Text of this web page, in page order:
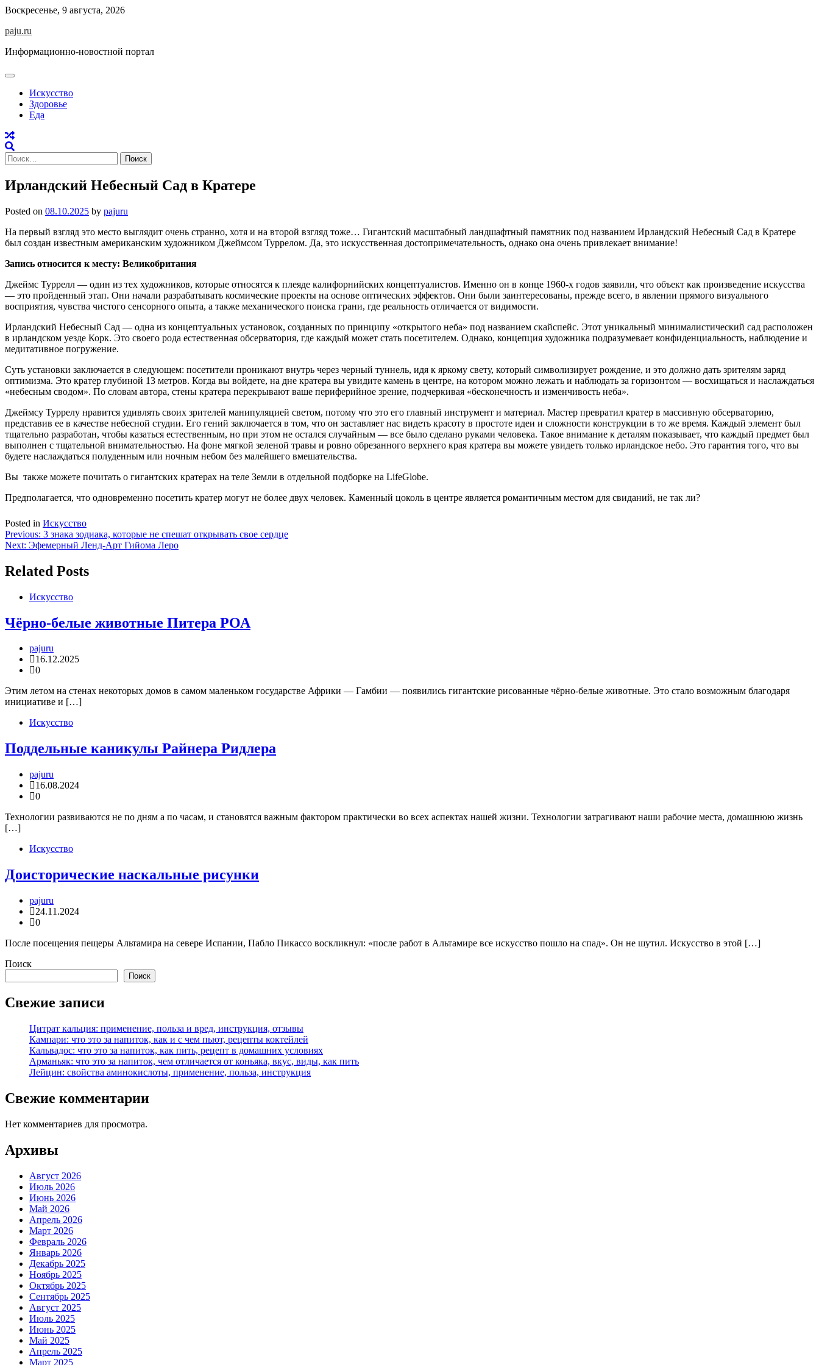
Skip
content
Воскресенье, 9 августа, 2026
paju.ru
Информационно-новостной портал
Искусство
Здоровье
Еда
Найти:
Ирландский Небесный Сад в Кратере
Posted on 08.10.2025 by pajuru
На первый взгляд это место выглядит очень странно, хотя и на второй взгляд тоже… Гигантский масштабный ландшафтный памятник под названием Ирландский Небесный Сад в Кратере
был создан известным американским художником Джеймсом Туррелом. Да, это искусственная достопримечательность, однако она очень привлекает внимание!
Запись относится к месту: Великобритания
Джеймс Туррелл — один из тех художников, которые относятся к плеяде калифорнийских концептуалистов. Именно он в конце 1960-х годов заявили, что объект как произведение искусства
— это пройденный этап. Они начали разрабатывать космические проекты на основе оптических эффектов. Они были заинтересованы, прежде всего, в явлении прямого визуального
восприятия, чувства чистого сенсорного опыта, а также механического поиска грани, где реальность отличается от видимости.
Ирландский Небесный Сад — одна из концептуальных установок, созданных по принципу «открытого неба» под названием скайспейс. Этот уникальный минималистический сад расположен
в ирландском уезде Корк. Это своего рода естественная обсерватория, где каждый может стать посетителем. Однако, концепция художника подразумевает конфиденциальность, наблюдение и
медитативное погружение.
Суть установки заключается в следующем: посетители проникают внутрь через черный туннель, идя к яркому свету, который символизирует рождение, и это должно дать зрителям заряд
оптимизма. Это кратер глубиной 13 метров. Когда вы войдете, на дне кратера вы увидите камень в центре, на котором можно лежать и наблюдать за горизонтом — восхищаться и наслаждаться
«небесным сводом». По словам автора, стены кратера перекрывают ваше периферийное зрение, подчеркивая «бесконечность и изменчивость неба».
Джеймсу Туррелу нравится удивлять своих зрителей манипуляцией светом, потому что это его главный инструмент и материал. Мастер превратил кратер в массивную обсерваторию,
представив ее в качестве небесной студии. Его гений заключается в том, что он заставляет нас видеть красоту в простоте идеи и сложности конструкции в то же время. Каждый элемент был
тщательно разработан, чтобы казаться естественным, но при этом не остался случайным — все было сделано руками человека. Такое внимание к деталям показывает, что каждый предмет был
выполнен с тщательной внимательностью. На фоне мягкой зеленой травы и ровно обрезанного верхнего края кратера вы можете увидеть только ирландское небо. Это гарантия того, что вы
будете наслаждаться полуденным или ночным небом без малейшего вмешательства.
Вы также можете почитать о гигантских кратерах на теле Земли в отдельной подборке на LifeGlobe.
Предполагается, что одновременно посетить кратер могут не более двух человек. Каменный цоколь в центре является романтичным местом для свиданий, не так ли?
Posted in Искусство
Навигация
по
записям
Previous: 3 знака зодиака, которые не спешат открывать свое сердце
Next: Эфемерный Ленд-Арт Гийома Леро
Related Posts
Искусство
Чёрно-белые животные Питера РОА
pajuru
16.12.2025
0
Этим летом на стенах некоторых домов в самом маленьком государстве Африки — Гамбии — появились гигантские рисованные чёрно-белые животные. Это стало возможным благодаря
инициативе и […]
Искусство
Поддельные каникулы Райнера Ридлера
pajuru
16.08.2024
0
Технологии развиваются не по дням а по часам, и становятся важным фактором практически во всех аспектах нашей жизни. Технологии затрагивают наши рабочие места, домашнюю жизнь
[…]
Искусство
Доисторические наскальные рисунки
pajuru
24.11.2024
0
После посещения пещеры Альтамира на севере Испании, Пабло Пикассо воскликнул: «после работ в Альтамире все искусство пошло на спад». Он не шутил. Искусство в этой […]
Поиск
Поиск
Свежие записи
Цитрат кальция: применение, польза и вред, инструкция, отзывы
Кампари: что это за напиток, как и с чем пьют, рецепты коктейлей
Кальвадос: что это за напиток, как пить, рецепт в домашних условиях
Арманьяк: что это за напиток, чем отличается от коньяка, вкус, виды, как пить
Лейцин: свойства аминокислоты, применение, польза, инструкция
Свежие комментарии
Нет комментариев для просмотра.
Архивы
Август 2026
Июль 2026
Июнь 2026
Май 2026
Апрель 2026
Март 2026
Февраль 2026
Январь 2026
Декабрь 2025
Ноябрь 2025
Октябрь 2025
Сентябрь 2025
Август 2025
Июль 2025
Июнь 2025
Май 2025
Апрель 2025
Март 2025